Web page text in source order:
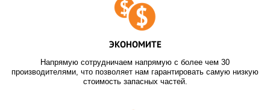
ЭКОНОМИТЕ
Напрямую сотрудничаем напрямую с более чем 30
производителями, что позволяет нам гарантировать самую низкую
стоимость запасных частей.